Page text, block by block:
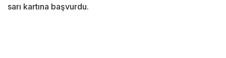
sarı kartına başvurdu.